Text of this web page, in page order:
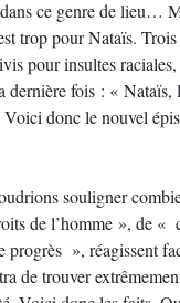
ce genre de lieu…
trop pour Nataïs.
pour insultes
dernière fois : « Nataïs,
donc le nouvel
souligner
de l’homme », de «
progrès », réagissent
de trouver